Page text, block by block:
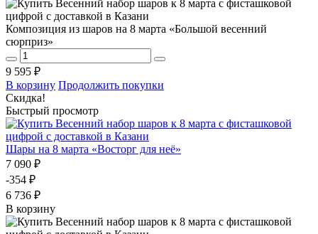
Композиция из шаров на 8 марта «Большой весенний
сюрприз»
9 595 ₽
В корзину Продолжить покупки
Скидка!
Быстрый просмотр
Шары на 8 марта «Восторг для неё»
7 090 ₽
-354 ₽
6 736 ₽
В корзину